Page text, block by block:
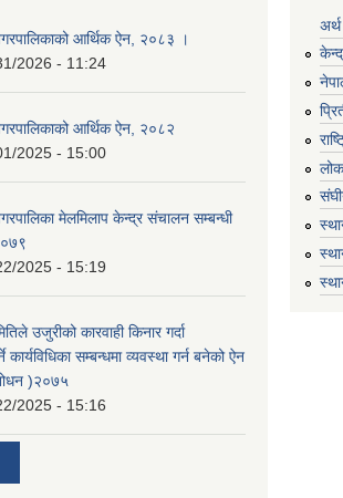
आर्थिक ऐन, २०८३ ।
2026 - 11:24
आर्थिक ऐन, २०८२
2025 - 15:00
मेलमिलाप केन्द्र संचालन सम्बन्धी
2025 - 15:19
उजुरीको कारवाही किनार गर्दा
कार्यविधिका सम्बन्धमा व्यवस्था गर्न बनेको ऐन
)२०७५
2025 - 15:16